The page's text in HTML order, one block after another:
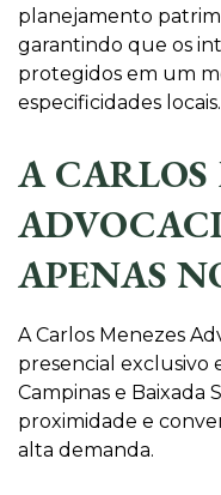
planejamento
garantindo que os
protegidos em um
especificidades locais.
A CARLOS
APENAS
A Carlos Menezes
presencial exclusivo
Campinas e Baixada
proximidade e
alta demanda.